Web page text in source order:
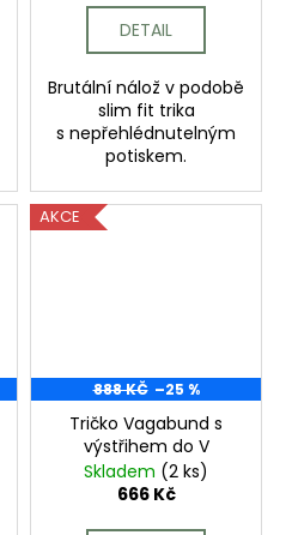
DETAIL
Brutální nálož v podobě
slim fit trika
s nepřehlédnutelným
potiskem.
AKCE
888 KČ –25 %
Tričko Vagabund s
výstřihem do V
Skladem (2 ks)
666 Kč